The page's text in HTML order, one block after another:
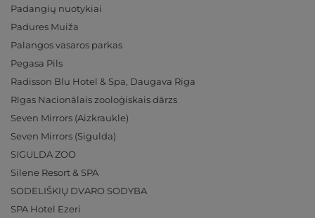
Padangių nuotykiai
Padures Muiža
Palangos vasaros parkas
Pegasa Pils
Radisson Blu Hotel & Spa, Daugava Riga
Rīgas Nacionālais zooloģiskais dārzs
Seven Mirrors (Aizkraukle)
Seven Mirrors (Sigulda)
SIGULDA ZOO
Silene Resort & SPA
SODELIŠKIŲ DVARO SODYBA
SPA Hotel Ezeri